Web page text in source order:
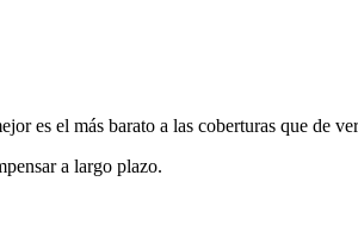
es el más barato a las coberturas que de
a largo plazo.